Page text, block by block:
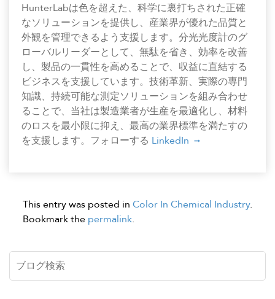
HunterLabは色を超えた、科学に裏打ちされた正確
なソリューションを提供し、産業界が優れた品質と
外観を管理できるよう支援します。分光光度計のグ
ローバルリーダーとして、無駄を省き、効率を改善
し、製品の一貫性を高めることで、収益に直結する
ビジネスを支援しています。技術革新、実際の専門
知識、持続可能な測定ソリューションを組み合わせ
ることで、当社は製造業者が生産を最適化し、材料
のロスを最小限に抑え、最高の業界標準を満たすの
を支援します。フォローする LinkedIn
This entry was posted in Color In Chemical Industry.
Bookmark the permalink.